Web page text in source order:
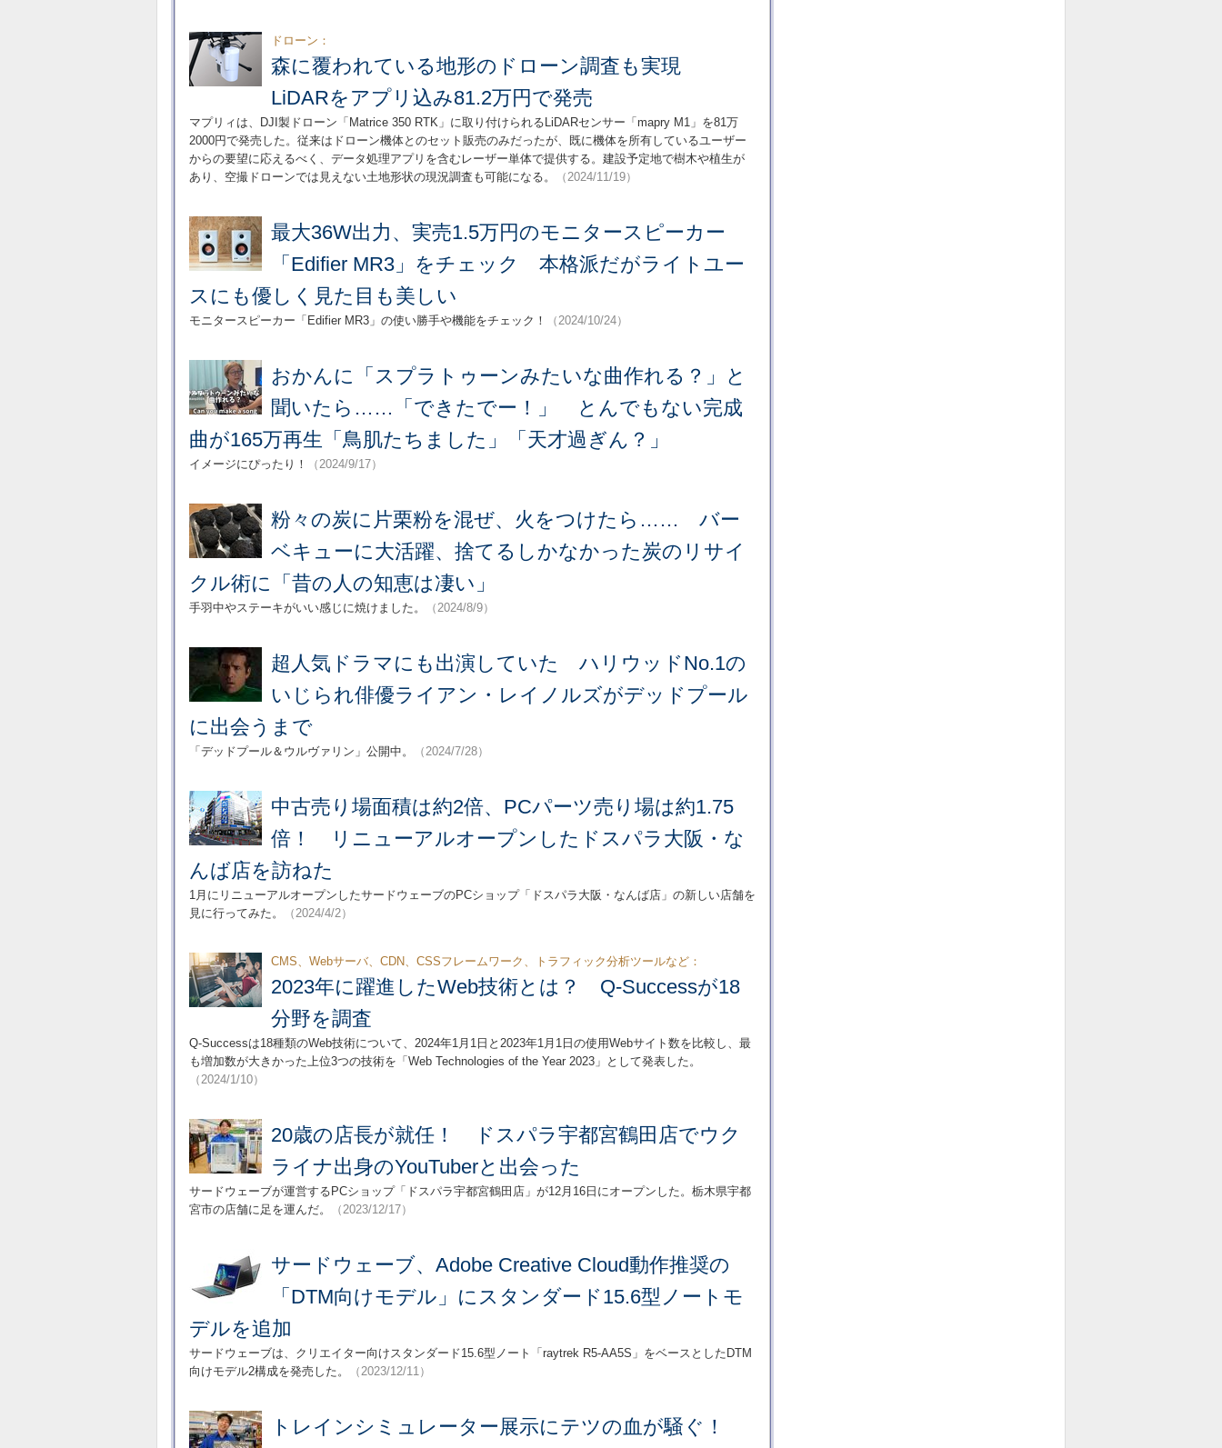
ドローン：
森に覆われている地形のドローン調査も実現
LiDARをアプリ込み81.2万円で発売
マプリィは、DJI製ドローン「Matrice 350 RTK」に取り付けられるLiDARセンサー「mapry M1」を81万
2000円で発売した。従来はドローン機体とのセット販売のみだったが、既に機体を所有しているユーザー
からの要望に応えるべく、データ処理アプリを含むレーザー単体で提供する。建設予定地で樹木や植生が
あり、空撮ドローンでは見えない土地形状の現況調査も可能になる。
（2024/11/19）
最大36W出力、実売1.5万円のモニタースピーカー
「Edifier MR3」をチェック 本格派だがライトユー
スにも優しく見た目も美しい
モニタースピーカー「Edifier MR3」の使い勝手や機能をチェック！ （2024/10/24）
おかんに「スプラトゥーンみたいな曲作れる？」と
聞いたら……「できたでー！」 とんでもない完成
曲が165万再生「鳥肌たちました」「天才過ぎん？」
イメージにぴったり！ （2024/9/17）
粉々の炭に片栗粉を混ぜ、火をつけたら…… バー
ベキューに大活躍、捨てるしかなかった炭のリサイ
クル術に「昔の人の知恵は凄い」
手羽中やステーキがいい感じに焼けました。 （2024/8/9）
超人気ドラマにも出演していた ハリウッドNo.1の
いじられ俳優ライアン・レイノルズがデッドプール
に出会うまで
「デッドプール＆ウルヴァリン」公開中。 （2024/7/28）
中古売り場面積は約2倍、PCパーツ売り場は約1.75
倍！ リニューアルオープンしたドスパラ大阪・な
んば店を訪ねた
1月にリニューアルオープンしたサードウェーブのPCショップ「ドスパラ大阪・なんば店」の新しい店舗を
見に行ってみた。
（2024/4/2）
CMS、Webサーバ、CDN、CSSフレームワーク、トラフィック分析ツールなど：
2023年に躍進したWeb技術とは？ Q-Successが18
分野を調査
Q-Successは18種類のWeb技術について、2024年1月1日と2023年1月1日の使用Webサイト数を比較し、最
も増加数が大きかった上位3つの技術を「Web Technologies of the Year 2023」として発表した。
（2024/1/10）
20歳の店長が就任！ ドスパラ宇都宮鶴田店でウク
ライナ出身のYouTuberと出会った
サードウェーブが運営するPCショップ「ドスパラ宇都宮鶴田店」が12月16日にオープンした。栃木県宇都
宮市の店舗に足を運んだ。
（2023/12/17）
サードウェーブ、Adobe Creative Cloud動作推奨の
「DTM向けモデル」にスタンダード15.6型ノートモ
デルを追加
サードウェーブは、クリエイター向けスタンダード15.6型ノート「raytrek R5-AA5S」をベースとしたDTM
向けモデル2構成を発売した。
（2023/12/11）
トレインシミュレーター展示にテツの血が騒ぐ！